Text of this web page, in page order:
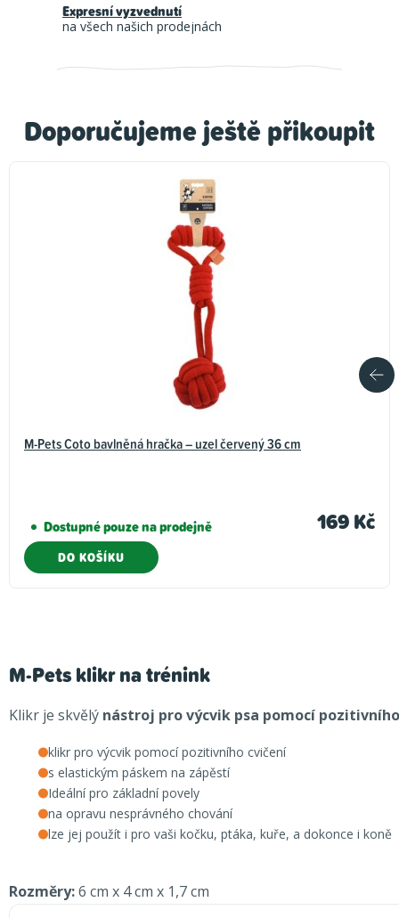
Doporučujeme ještě přikoupit
M-Pets Coto bavlněná hračka – uzel červený 36 cm
Dostupné pouze na prodejně 169 Kč
DO KOŠÍKU
Expresní vyzvednutí
na všech našich prodejnách
M-Pets klikr na trénink
Klikr je skvělý nástroj pro výcvik psa pomocí
klikr pro výcvik pomocí pozitivního cvičení
s elastickým páskem na zápěstí
Ideální pro základní povely
na opravu nesprávného chování
lze jej použít i pro vaši kočku, ptáka, kuře, a dokonce i koně
Rozměry:6 cm x 4 cm x 1,7 cm